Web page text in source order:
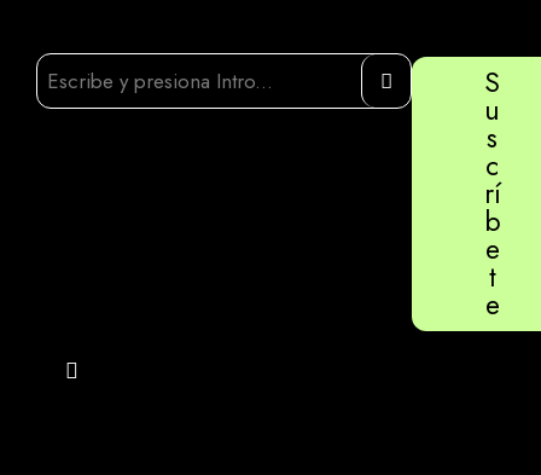
S
u
s
c
rí
b
e
t
e